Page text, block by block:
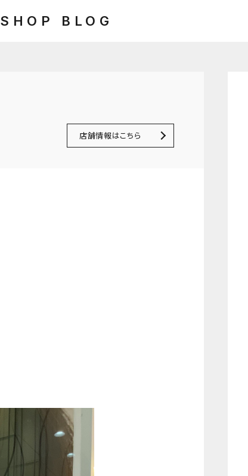
SHOP BLOG
店舗情報はこちら